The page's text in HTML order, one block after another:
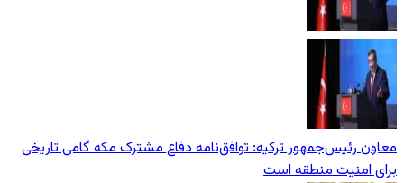
معاون رئیس‌جمهور ترکیه: توافق‌نامه دفاع مشترک مکه گامی تاریخی
برای امنیت منطقه است